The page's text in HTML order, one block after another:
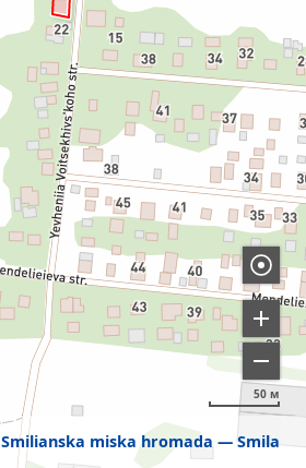
Smilianska miska hromada Smila
50 м